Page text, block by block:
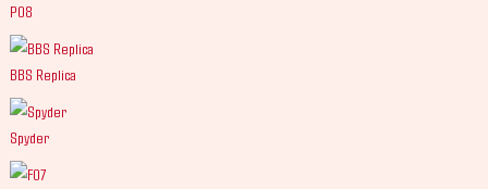
P08
BBS Replica
Spyder